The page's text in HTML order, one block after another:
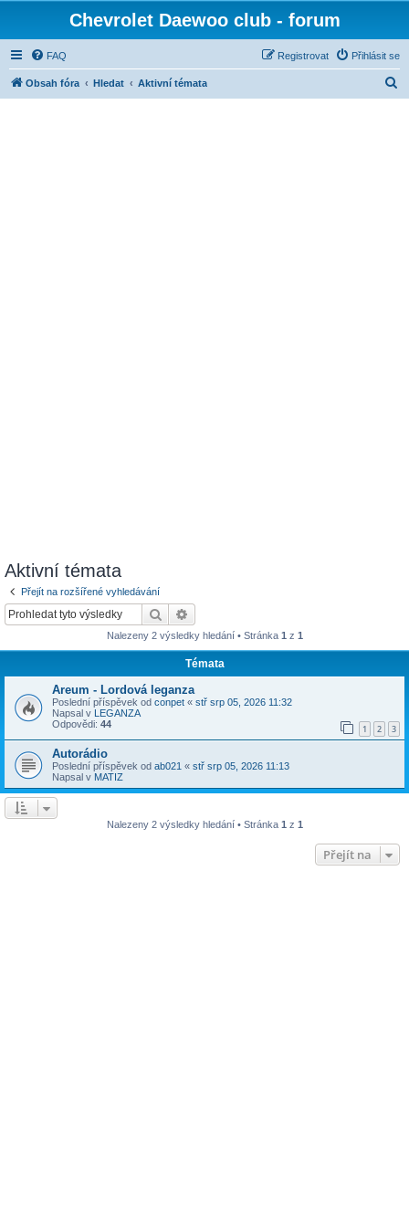
Chevrolet Daewoo club - forum
FAQ Přihlásit se
Registrovat
Obsah fóra Hledat Aktivní témata
Aktivní témata
Přejít na rozšířené vyhledávání
Hledat
Nalezeny 2 výsledky hledání • Stránka 1 z 1
Témata
Areum - Lordová leganza
Poslední příspěvek od conpet « stř srp 05, 2026 11:32
Napsal v LEGANZA
Odpovědi: 44 1 2 3
Autorádio
Poslední příspěvek od ab021 « stř srp 05, 2026 11:13
Napsal v MATIZ
Nalezeny 2 výsledky hledání • Stránka 1 z 1
Přejít na